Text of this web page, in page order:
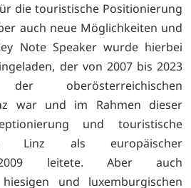
die touristische Positionierung
auch neue Möglichkeiten und
Note Speaker wurde hierbei
der von 2007 bis 2023
der oberösterreichischen
war und im Rahmen dieser
und touristische
Linz als europäischer
2009 leitete. Aber auch
und luxemburgischen